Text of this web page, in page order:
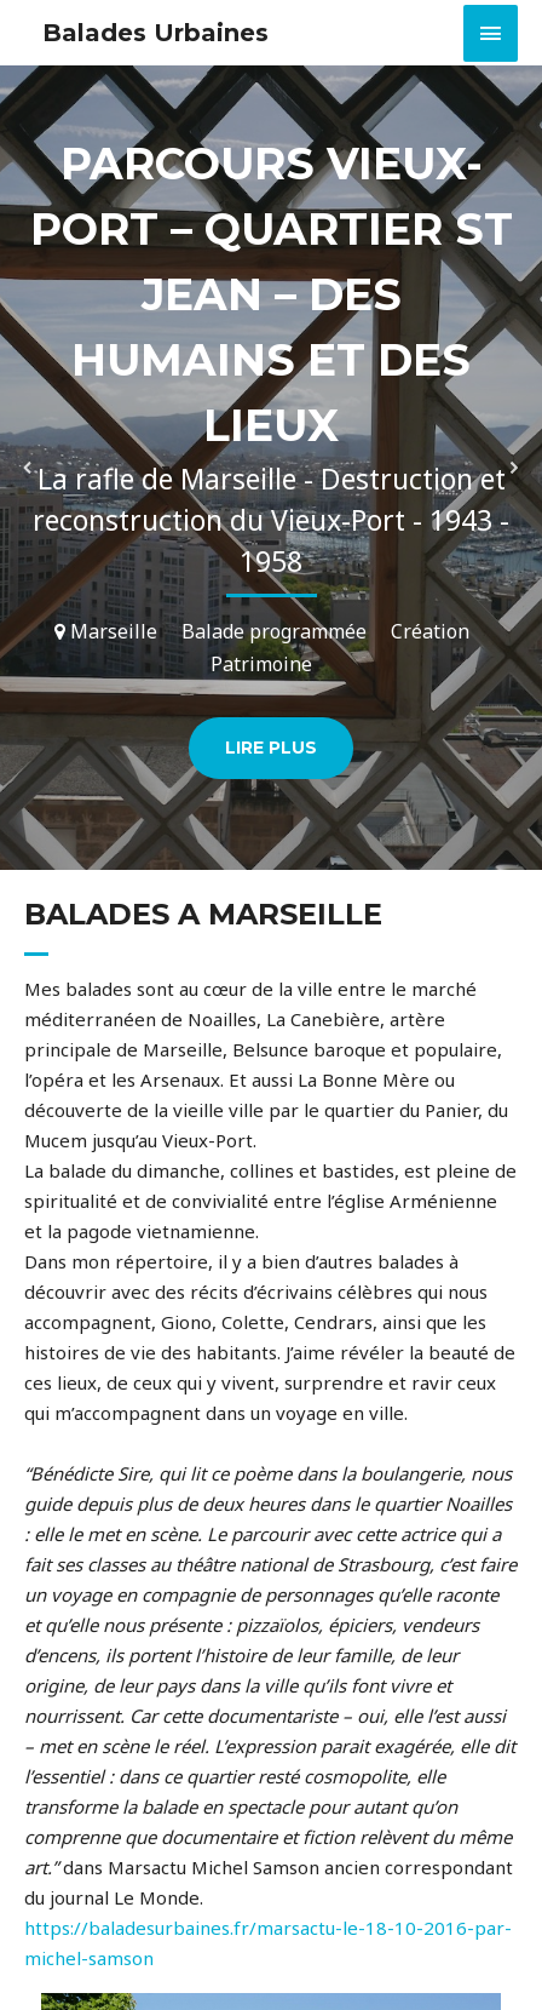
Balades Urbaines
PARCOURS VIEUX-
PORT – QUARTIER ST
JEAN – DES
HUMAINS ET DES
LIEUX
La rafle de Marseille - Destruction et
reconstruction du Vieux-Port - 1943 -
1958
Marseille Balade programmée
Création
Patrimoine
LIRE PLUS
BALADES A MARSEILLE
Mes balades sont au cœur de la ville entre le marché
méditerranéen de Noailles, La Canebière, artère
principale de Marseille, Belsunce baroque et populaire,
l’opéra et les Arsenaux. Et aussi La Bonne Mère ou
découverte de la vieille ville par le quartier du Panier, du
Mucem jusqu’au Vieux-Port.
La balade du dimanche, collines et bastides, est pleine de
spiritualité et de convivialité entre l’église Arménienne
et la pagode vietnamienne.
Dans mon répertoire, il y a bien d’autres balades à
découvrir avec des récits d’écrivains célèbres qui nous
accompagnent, Giono, Colette, Cendrars, ainsi que les
histoires de vie des habitants. J’aime révéler la beauté de
ces lieux, de ceux qui y vivent, surprendre et ravir ceux
qui m’accompagnent dans un voyage en ville.
“Bénédicte Sire, qui lit ce poème dans la boulangerie, nous
guide depuis plus de deux heures dans le quartier Noailles
: elle le met en scène. Le parcourir avec cette actrice qui a
fait ses classes au théâtre national de Strasbourg, c’est faire
un voyage en compagnie de personnages qu’elle raconte
et qu’elle nous présente : pizzaïolos, épiciers, vendeurs
d’encens, ils portent l’histoire de leur famille, de leur
origine, de leur pays dans la ville qu’ils font vivre et
nourrissent. Car cette documentariste – oui, elle l’est aussi
– met en scène le réel. L’expression parait exagérée, elle dit
l’essentiel : dans ce quartier resté cosmopolite, elle
transforme la balade en spectacle pour autant qu’on
comprenne que documentaire et fiction relèvent du même
art.”dans Marsactu Michel Samson ancien correspondant
du journal Le Monde.
https://baladesurbaines.fr/marsactu-le-18-10-2016-par-
michel-samson